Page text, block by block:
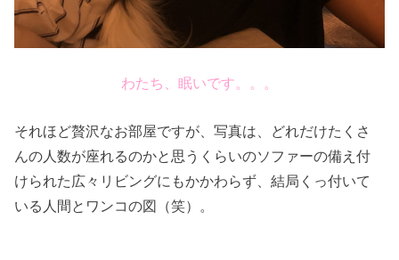
わたち、眠いです。。。
それほど贅沢なお部屋ですが、写真は、どれだけたくさ
んの人数が座れるのかと思うくらいのソファーの備え付
けられた広々リビングにもかかわらず、結局くっ付いて
いる人間とワンコの図（笑）。